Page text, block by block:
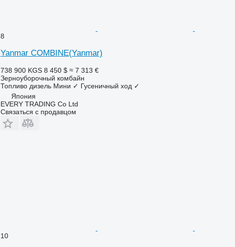
8
Yanmar COMBINE(Yanmar)
738 900 KGS 8 450 $ ≈ 7 313 €
Зерноуборочный комбайн
Топливо дизель Мини ✓ Гусеничный ход ✓
Япония
EVERY TRADING Co Ltd
Связаться с продавцом
10